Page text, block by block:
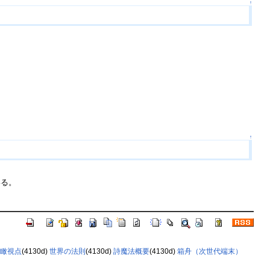
↑
↑
。
視点(4130d) 世界の法則 (4130d) 詩魔法概要(4130d) 箱舟（次世代端末）